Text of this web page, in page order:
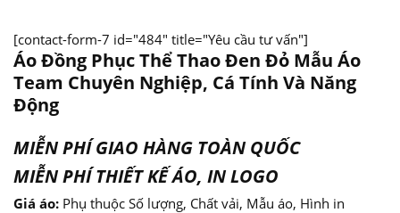
[contact-form-7 id="484" title="Yêu cầu tư vấn"]
Áo Đồng Phục Thể Thao Đen Đỏ Mẫu Áo
Team Chuyên Nghiệp, Cá Tính Và Năng
Động
MIỄN PHÍ GIAO HÀNG TOÀN QUỐC
MIỄN PHÍ THIẾT KẾ ÁO, IN LOGO
Giá áo: Phụ thuộc Số lượng, Chất vải, Mẫu áo, Hình in